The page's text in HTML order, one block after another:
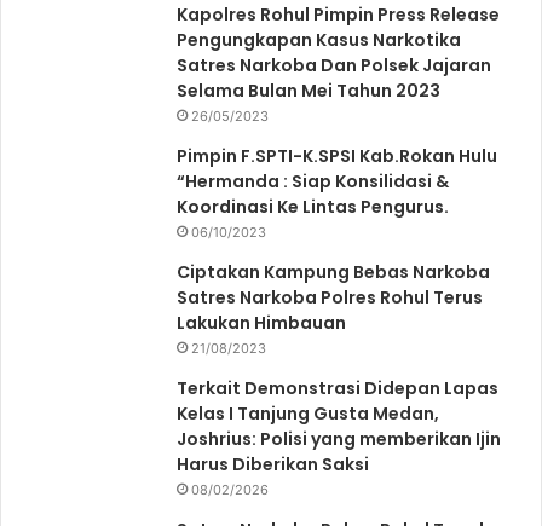
Kapolres Rohul Pimpin Press Release
Pengungkapan Kasus Narkotika
Satres Narkoba Dan Polsek Jajaran
Selama Bulan Mei Tahun 2023
26/05/2023
Pimpin F.SPTI-K.SPSI Kab.Rokan Hulu
“Hermanda : Siap Konsilidasi &
Koordinasi Ke Lintas Pengurus.
06/10/2023
Ciptakan Kampung Bebas Narkoba
Satres Narkoba Polres Rohul Terus
Lakukan Himbauan
21/08/2023
Terkait Demonstrasi Didepan Lapas
Kelas I Tanjung Gusta Medan,
Joshrius: Polisi yang memberikan Ijin
Harus Diberikan Saksi
08/02/2026